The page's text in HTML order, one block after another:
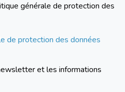
générale de protection des
de protection des données
et les informations